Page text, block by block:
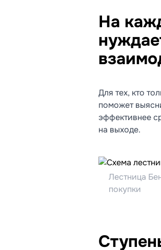
На
Для тех, кто
поможет
эффективнее
на выходе.
Лестница
покупки